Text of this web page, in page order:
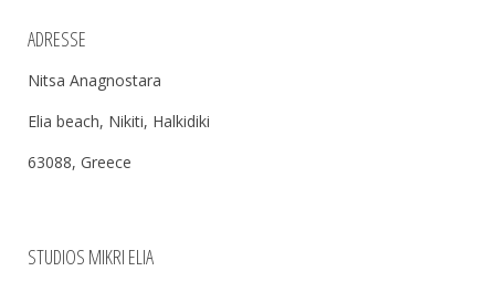
ADRESSE
Nitsa Anagnostara
Elia beach, Nikiti, Halkidiki
63088, Greece
STUDIOS MIKRI ELIA